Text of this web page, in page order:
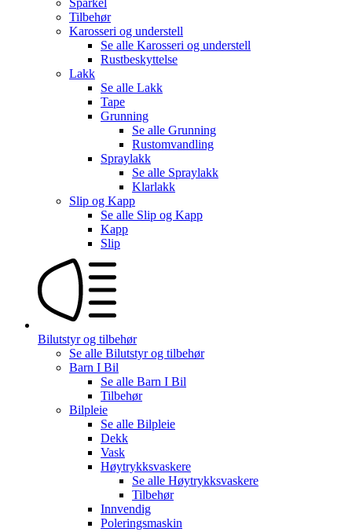
Tilbehør
Karosseri og understell
Se alle Karosseri og understell
Rustbeskyttelse
Lakk
Se alle Lakk
Tape
Grunning
Se alle Grunning
Rustomvandling
Spraylakk
Se alle Spraylakk
Klarlakk
Slip og Kapp
Se alle Slip og Kapp
Kapp
Slip
Bilutstyr og tilbehør
Se alle Bilutstyr og tilbehør
Barn I Bil
Se alle Barn I Bil
Tilbehør
Bilpleie
Se alle Bilpleie
Dekk
Vask
Høytrykksvaskere
Se alle Høytrykksvaskere
Tilbehør
Innvendig
Poleringsmaskin